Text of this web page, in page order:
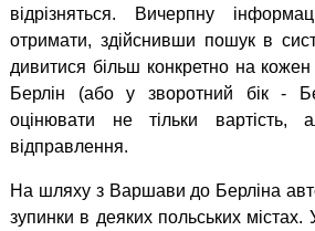
відрізняться. Вичерпну
отримати, здійснивши пошук в
дивитися більш конкретно на
Берлін (або у зворотний бік -
оцінювати не тільки
відправлення.
На шляху з Варшави до Берліна
зупинки в деяких польських містах.